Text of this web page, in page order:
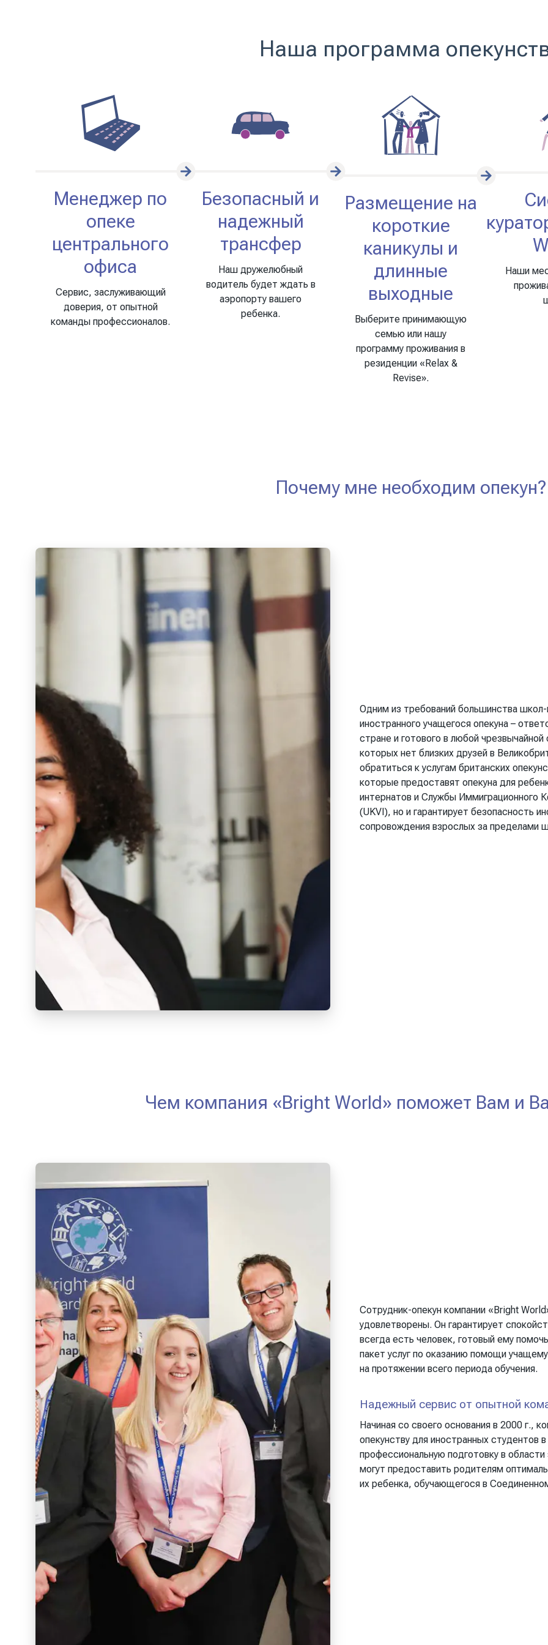
Наша программа
Менеджер по
опеке
центрального
офиса
Сервис, заслуживающий
доверия, от опытной
команды профессионалов.
Безопасный и
надежный
трансфер
Наш дружелюбный
водитель будет ждать в
аэропорту вашего
ребенка.
Размещение на
короткие
каникулы и
длинные
выходные
Выберите принимающую
семью или нашу
программу проживания в
резиденции «Relax &
Revise».
Наши
Почему мне необходим опекун?
Одним из требований большинства школ-
иностранного учащегося опекуна –
стране и готового в любой
которых нет близких друзей в
обратиться к услугам британских
которые предоставят опекуна для
интернатов и Службы Иммиграционного
(UKVI), но и гарантирует безопасность
сопровождения взрослых за пределами
Чем компания «Bright World» поможет Вам и
Сотрудник-опекун компании «Bright
удовлетворены. Он гарантирует
всегда есть человек, готовый ему
пакет услуг по оказанию помощи
на протяжении всего периода обучения.
Надежный сервис от опытной
Начиная со своего основания в 2000 г.,
опекунству для иностранных студентов
профессиональную подготовку в
могут предоставить родителям
их ребенка, обучающегося в